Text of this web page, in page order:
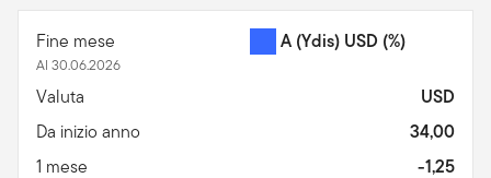
Fine mese
Al 30.06.2026
A (Ydis) USD (%)
Valuta
USD
Da inizio anno
34,00
1 mese
-1,25